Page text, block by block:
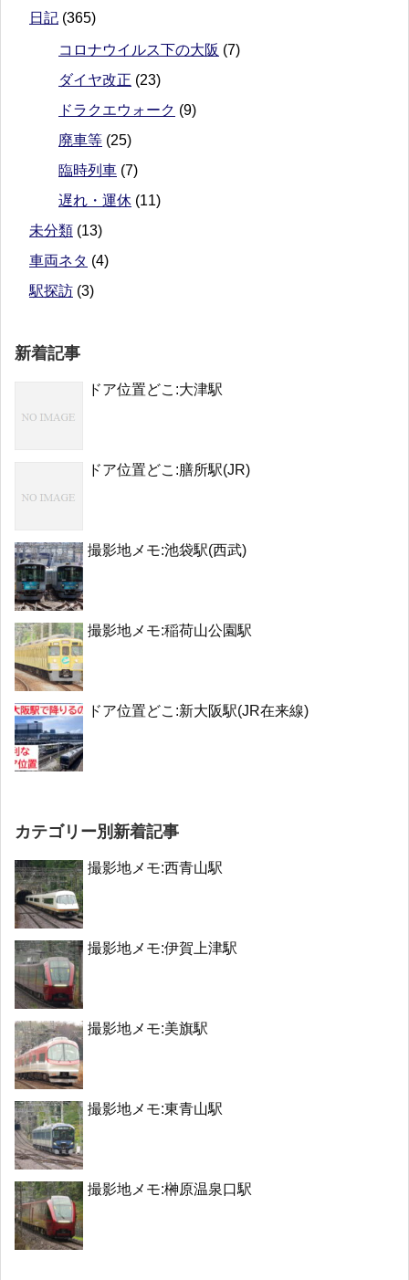
日記 (365)
コロナウイルス下の大阪 (7)
ダイヤ改正 (23)
ドラクエウォーク (9)
廃車等 (25)
臨時列車 (7)
遅れ・運休 (11)
未分類 (13)
車両ネタ (4)
駅探訪 (3)
新着記事
ドア位置どこ:大津駅
ドア位置どこ:膳所駅(JR)
撮影地メモ:池袋駅(西武)
撮影地メモ:稲荷山公園駅
ドア位置どこ:新大阪駅(JR在来線)
カテゴリー別新着記事
撮影地メモ:西青山駅
撮影地メモ:伊賀上津駅
撮影地メモ:美旗駅
撮影地メモ:東青山駅
撮影地メモ:榊原温泉口駅